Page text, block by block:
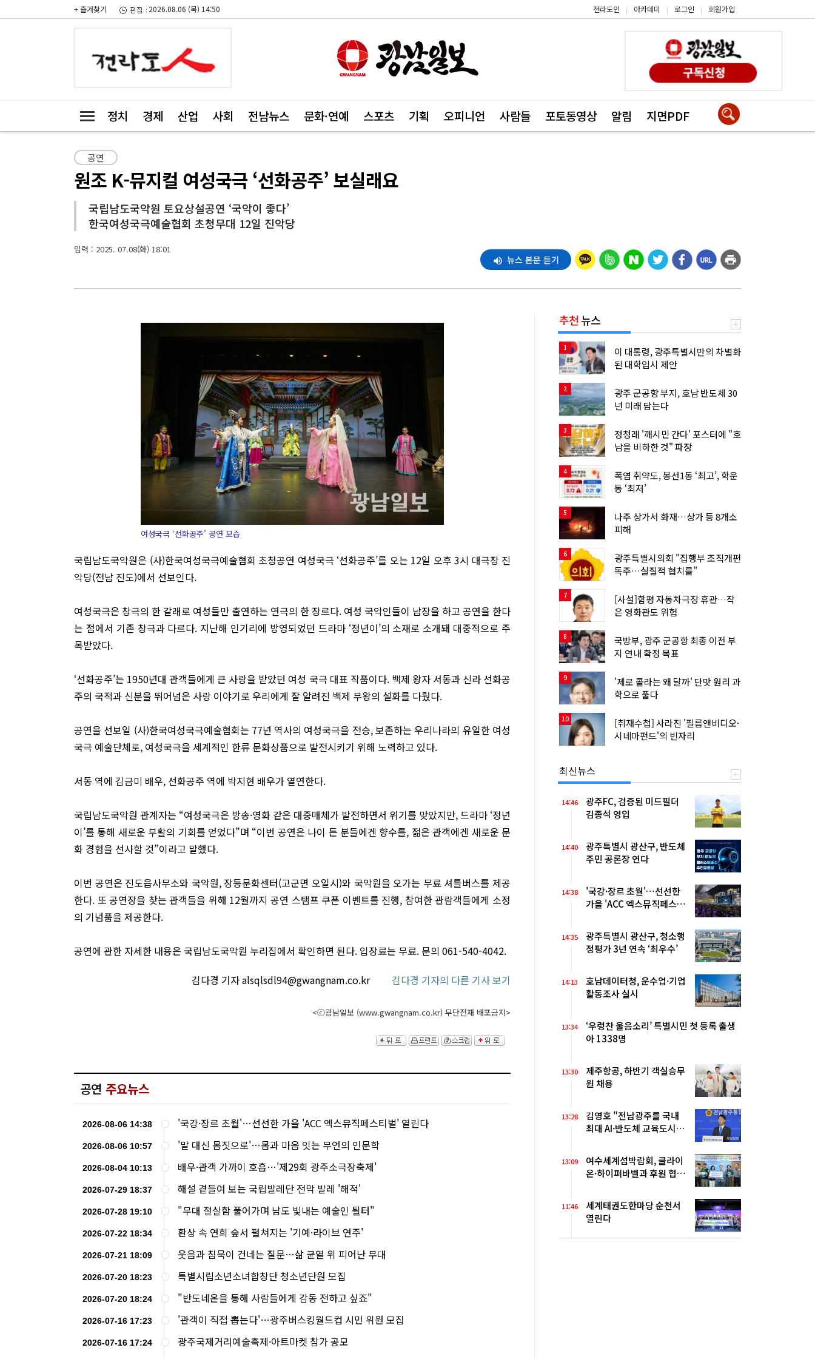
+ 즐겨찾기 2026.08.06 (목) 14:50 전라도인 | 아카데미 | 로그인 | 회원가입
정치 경제 산업 사회 전남뉴스 문화·연예 스포츠 기획 오피니언 사람들 포토동영상 알림 지면PDF
공연
원조 K-뮤지컬 여성국극 ‘선화공주’ 보실래요
국립남도국악원 토요상설공연 ‘국악이 좋다’
한국여성국극예술협회 초청무대 12일 진악당
입력 : 2025. 07.08(화) 18:01
뉴스 본문 듣기
여성국극 ‘선화공주’ 공연 모습
국립남도국악원은 (사)한국여성국극예술협회 초청공연 여성국극 ‘선화공주’를 오는 12일 오후 3시 대극장 진
악당(전남 진도)에서 선보인다.
여성국극은 창극의 한 갈래로 여성들만 출연하는 연극의 한 장르다. 여성 국악인들이 남장을 하고 공연을 한다
는 점에서 기존 창극과 다르다. 지난해 인기리에 방영되었던 드라마 ‘정년이’의 소재로 소개돼 대중적으로 주
목받았다.
‘선화공주’는 1950년대 관객들에게 큰 사랑을 받았던 여성 국극 대표 작품이다. 백제 왕자 서동과 신라 선화공
주의 국적과 신분을 뛰어넘은 사랑 이야기로 우리에게 잘 알려진 백제 무왕의 설화를 다뤘다.
공연을 선보일 (사)한국여성국극예술협회는 77년 역사의 여성국극을 전승, 보존하는 우리나라의 유일한 여성
국극 예술단체로, 여성국극을 세계적인 한류 문화상품으로 발전시키기 위해 노력하고 있다.
서동 역에 김금미 배우, 선화공주 역에 박지현 배우가 열연한다.
국립남도국악원 관계자는 “여성국극은 방송·영화 같은 대중매체가 발전하면서 위기를 맞았지만, 드라마 ‘정년
이’를 통해 새로운 부활의 기회를 얻었다”며 “이번 공연은 나이 든 분들에겐 향수를, 젊은 관객에겐 새로운 문
화 경험을 선사할 것”이라고 말했다.
이번 공연은 진도읍사무소와 국악원, 장등문화센터(고군면 오일시)와 국악원을 오가는 무료 셔틀버스를 제공
한다. 또 공연장을 찾는 관객들을 위해 12월까지 공연 스탬프 쿠폰 이벤트를 진행, 참여한 관람객들에게 소정
의 기념품을 제공한다.
공연에 관한 자세한 내용은 국립남도국악원 누리집에서 확인하면 된다. 입장료는 무료. 문의 061-540-4042.
김다경 기자 alsqlsdl94@gwangnam.co.kr
김다경 기자의 다른 기사 보기
<ⓒ광남일보 (www.gwangnam.co.kr) 무단전재 배포금지>
공연 주요뉴스
2026-08-06 14:38 '국강·장르 초월'…선선한 가을 'ACC 엑스뮤직페스티벌' 열린다
2026-08-06 10:57 '말 대신 몸짓으로'…몸과 마음 잇는 무언의 인문학
2026-08-04 10:13 배우·관객 가까이 호흡…'제29회 광주소극장축제'
2026-07-29 18:37 해설 곁들여 보는 국립발레단 전막 발레 '해적'
2026-07-28 19:10 "무대 절실함 풀어가며 남도 빛내는 예술인 될터"
2026-07-22 18:34 환상 속 연희 숲서 펼쳐지는 '기예·라이브 연주'
2026-07-21 18:09 웃음과 침묵이 건네는 질문…삶 균열 위 피어난 무대
2026-07-20 18:23 특별시립소년소녀합창단 청소년단원 모집
2026-07-20 18:24 "반도네온을 통해 사람들에게 감동 전하고 싶죠"
2026-07-16 17:23 '관객이 직접 뽑는다'…광주버스킹월드컵 시민 위원 모집
2026-07-16 17:24
광주국제거리예술축제·아트마켓 참가 공모
추천뉴스
1
이 대통령, 광주특별시만의 차별화
된 대학입시 제안
2
광주 군공항 부지, 호남 반도체 30
년 미래 담는다
3
정청래 '깨시민 간다' 포스터에 "호
남을 비하한 것" 파장
4
폭염 취약도, 봉선1동 ‘최고’, 학운
동 ‘최저’
5
나주 상가서 화재…상가 등 8개소
피해
6
광주특별시의회 "집행부 조직개편
독주…실질적 협치를"
7
[사설]함평 자동차극장 휴관…작
은 영화관도 위험
8
국방부, 광주 군공항 최종 이전 부
지 연내 확정 목표
9
'제로 콜라는 왜 달까' 단맛 원리 과
학으로 풀다
10
[취재수첩] 사라진 '필름앤비디오·
시네마펀드'의 빈자리
최신뉴스
14:46
광주FC, 검증된 미드필더
김종석 영입
14:40
광주특별시 광산구, 반도체
주민 공론장 연다
14:38
'국강·장르 초월'…선선한
가을 'ACC 엑스뮤직페스티
14:35
광주특별시 광산구, 청소행
정평가 3년 연속 ‘최우수’
14:13
호남데이터청, 운수업·기업
활동조사 실시
13:34
‘우렁찬 울음소리’ 특별시민 첫 등록 출생
아 1338명
13:30
제주항공, 하반기 객실승무
원 채용
13:28
김영호 "전남광주를 국내
최대 AI·반도체 교육도시
13:09
여수세계섬박람회, 클라이
온·하이퍼바벨과 후원 협약
11:46
세계태권도한마당 순천서
열린다